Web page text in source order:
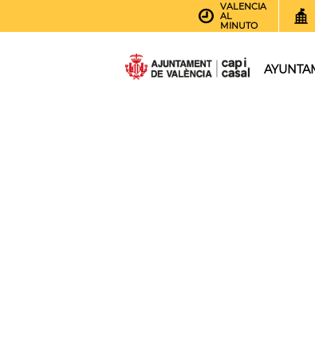
VALENCIA
AL
MINUTO